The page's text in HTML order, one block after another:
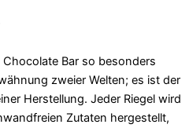
Bar so besonders
zweier Welten; es ist der
Herstellung. Jeder Riegel wird
Zutaten hergestellt,